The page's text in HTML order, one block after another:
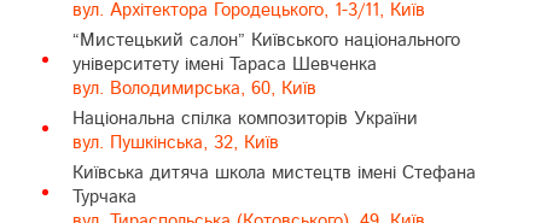
вул. Архітектора Городецького, 1-3/11, Київ
“Мистецький салон” Київського національного
університету імені Тараса Шевченка
вул. Володимирська, 60, Київ
Національна спілка композиторів України
вул. Пушкінська, 32, Київ
Київська дитяча школа мистецтв імені Стефана
Турчака